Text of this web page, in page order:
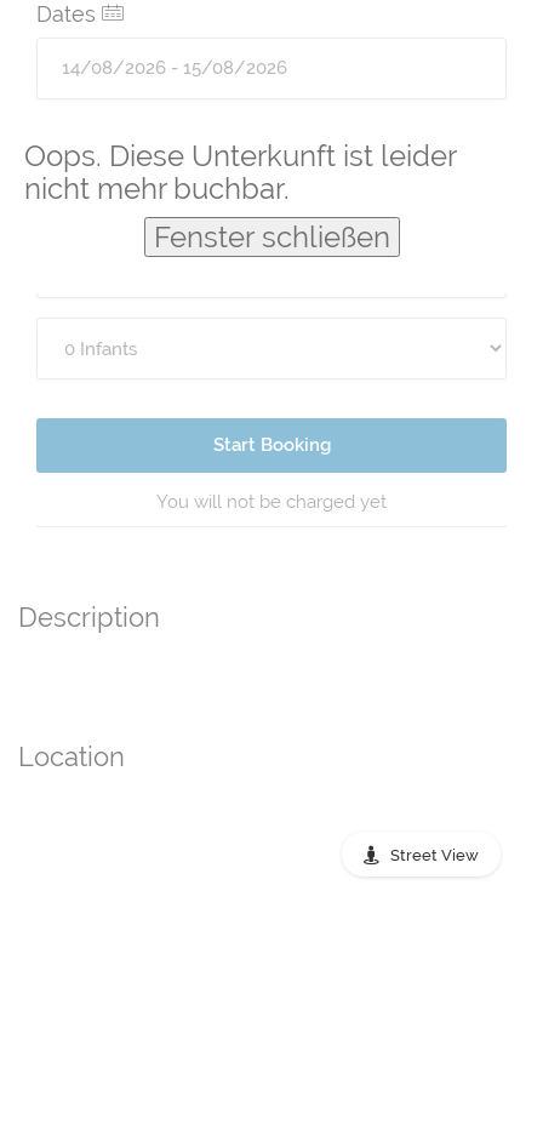
Oops. Diese Unterkunft ist leider
nicht mehr buchbar.
Fenster schließen
Dates
Start Booking
You will not be charged yet
Description
Location
Street View